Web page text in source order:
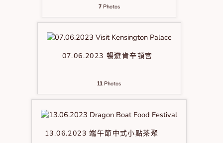
7Photos
07.06.2023 暢遊肯辛頓宮
11 Photos
13.06.2023 端午節中式小點茶聚